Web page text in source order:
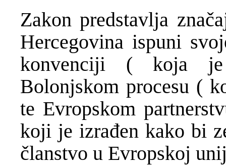
Zakon predstavlja
Hercegovina ispuni
konvenciji ( koja je
Bolonjskom procesu (
te Evropskom
koji je izrađen kako bi
članstvo u Evropskoj